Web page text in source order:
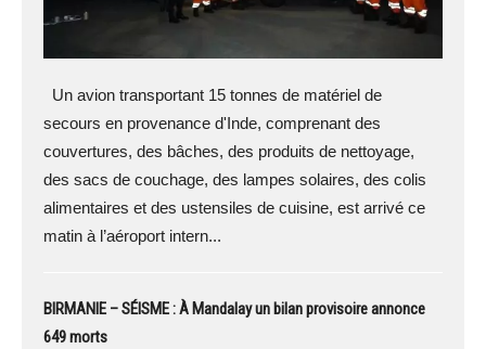
Un avion transportant 15 tonnes de matériel de
secours en provenance d'Inde, comprenant des
couvertures, des bâches, des produits de nettoyage,
des sacs de couchage, des lampes solaires, des colis
alimentaires et des ustensiles de cuisine, est arrivé ce
matin à l’aéroport intern...
BIRMANIE – SÉISME : À Mandalay un bilan provisoire annonce
649 morts